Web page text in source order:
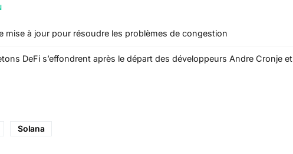
mise à jour pour résoudre les problèmes de congestion
DeFi s’effondrent après le départ des développeurs Andre Cronje et
Solana